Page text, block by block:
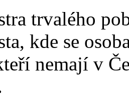
trvalého
kde se
nemají v